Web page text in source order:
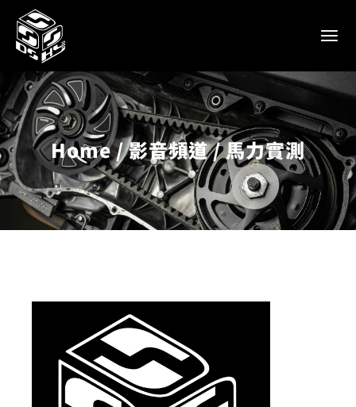
Home 影音頻道 馬力實測